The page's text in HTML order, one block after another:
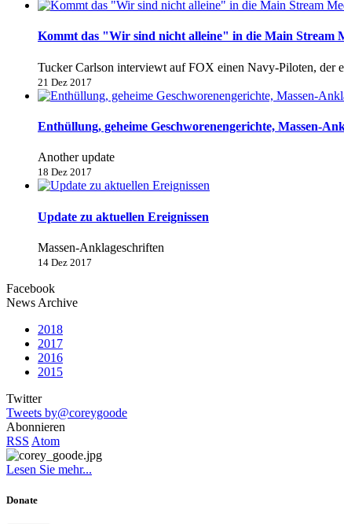
Kommt das "Wir sind nicht alleine" in die Main Stream
Tucker Carlson interviewt auf FOX einen Navy-Piloten, der
21 Dez 2017
Enthüllung, geheime Geschworenengerichte, Massen-
Another update
18 Dez 2017
Update zu aktuellen Ereignissen
Massen-Anklageschriften
14 Dez 2017
Facebook
News Archive
2018
2017
2016
2015
Twitter
Tweets by@coreygoode
Abonnieren
RSS Atom
Lesen Sie mehr...
Donate